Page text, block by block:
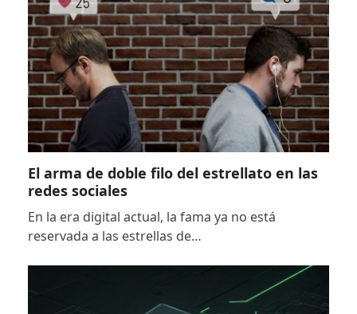
El arma de doble filo del estrellato en las
redes sociales
En la era digital actual, la fama ya no está
reservada a las estrellas de…